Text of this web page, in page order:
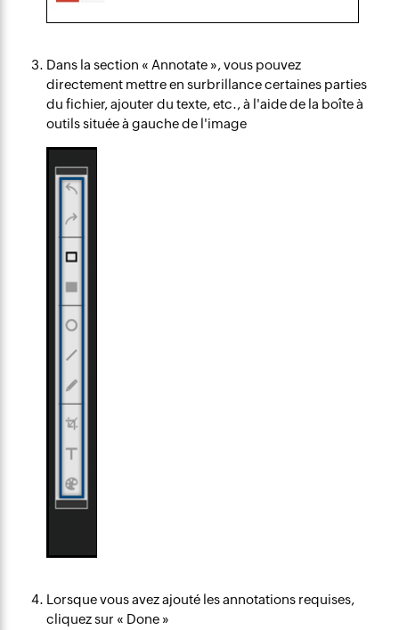
Dans la section « Annotate », vous pouvez
directement mettre en surbrillance certaines parties
du fichier, ajouter du texte, etc., à l'aide de la boîte à
outils située à gauche de l'image
Lorsque vous avez ajouté les annotations requises,
cliquez sur « Done »